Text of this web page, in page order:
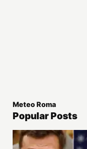
Meteo Roma
Popular Posts